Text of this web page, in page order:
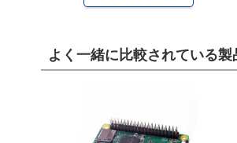
よく一緒に比較されている製